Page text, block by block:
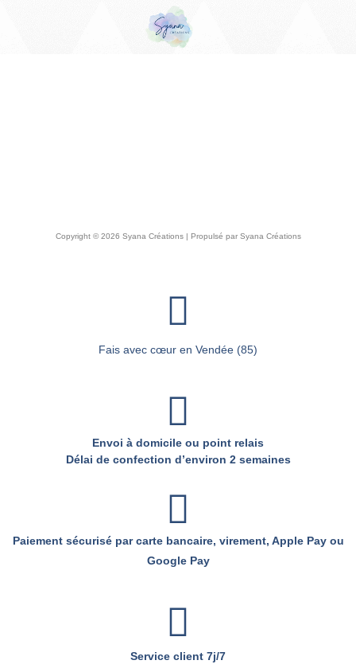
Copyright © 2026 Syana Créations | Propulsé par Syana Créations
Fais avec cœur en Vendée (85)
Envoi à domicile ou point relais
Délai de confection d’environ 2 semaines
Paiement sécurisé par carte bancaire, virement, Apple Pay ou
Google Pay
Service client 7j/7